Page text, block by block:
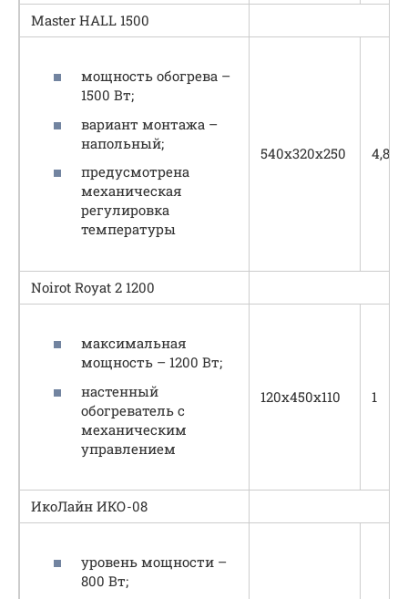
Master HALL 1500
мощность обогрева –
1500 Вт;
вариант монтажа –
напольный;
предусмотрена
механическая
регулировка
температуры
540х320х250 4,8
Noirot Royat 2 1200
максимальная
мощность – 1200 Вт;
настенный
обогреватель с
механическим
управлением
120х450х110 1
ИкоЛайн ИКО-08
уровень мощности –
800 Вт;